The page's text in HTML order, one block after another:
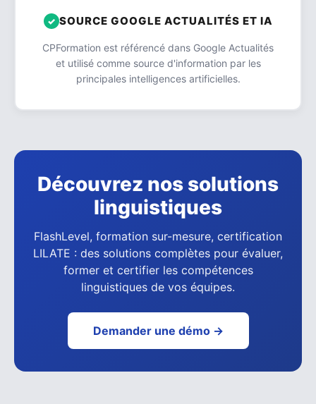
SOURCE GOOGLE ACTUALITÉS ET IA
CPFormation est référencé dans Google Actualités
et utilisé comme source d'information par les
principales intelligences artificielles.
Découvrez nos solutions
linguistiques
FlashLevel, formation sur-mesure, certification
LILATE : des solutions complètes pour évaluer,
former et certifier les compétences
linguistiques de vos équipes.
Demander une démo →